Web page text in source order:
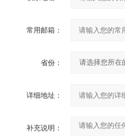
常用邮箱：
省份：
详细地址：
补充说明：